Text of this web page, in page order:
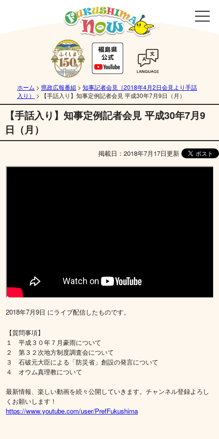
ホーム > 県政広報番組 > 知事記者会見（2018年4月2日会見より手話
入り）
> 【手話入り】知事定例記者会見 平成30年7月9日（月）
【手話入り】知事定例記者会見 平成30年7月9
日（月）
掲載日：2018年7月17日更新
2018年7月9日 にライブ配信したものです。
【質問事項】
１ 平成３０年７月豪雨について
２ 第３２次地方制度調査会について
３ 石破元大臣による「防災省」創設の発言について
４ オウム真理教について
最新情報、楽しい動画を続々公開していきます。チャンネル登録よろし
くお願いします！
https://www.youtube.com/user/PrefFukushima